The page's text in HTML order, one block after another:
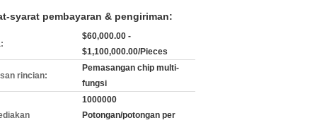
syarat pembayaran & pengiriman:
$60,000.00 -
$1,100,000.00/Pieces
rincian:
Pemasangan chip multi-
fungsi
1000000
Potongan/potongan per